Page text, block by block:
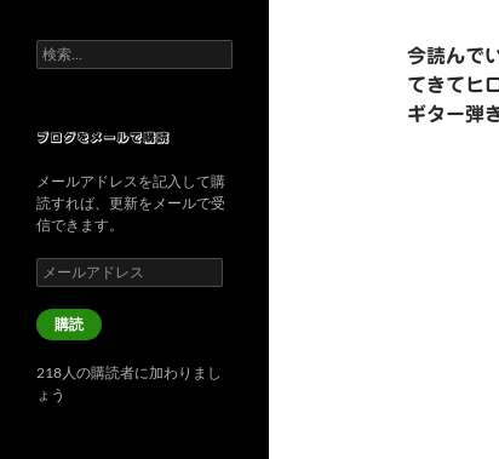
今読んで
てきてヒ
ギター弾
検
索:
ブログをメールで購読
メールアドレスを記入して購
読すれば、更新をメールで受
信できます。
メ
ー
ル
ア
レ
ス
購読
218人の購読者に加わりまし
ょう